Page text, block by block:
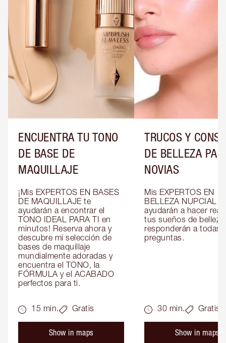
ENCUENTRA TU TONO
DE BASE DE
MAQUILLAJE
¡Mis EXPERTOS EN BASES
DE MAQUILLAJE te
ayudarán a encontrar el
TONO IDEAL PARA TI en
minutos! Reserva ahora y
descubre mi selección de
bases de maquillaje
mundialmente adoradas y
encuentra el TONO, la
FÓRMULA y el ACABADO
perfectos para ti.
15 min. Gratis
Show in maps
TRUCOS Y
DE BELLEZA
NOVIAS
Mis EXPERTOS EN
BELLEZA NUPCIAL te
ayudarán a hacer
tus sueños de belleza
responderán a todas
preguntas.
30 min. Gratis
Show in maps